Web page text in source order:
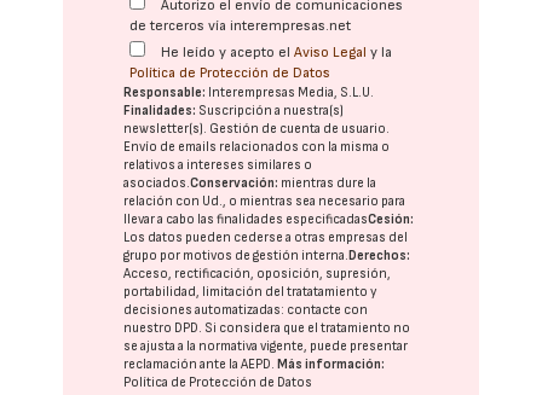
Autorizo el envío de comunicaciones
de terceros vía interempresas.net
He leído y acepto elAviso Legal y la
Política de Protección de Datos
Responsable: Interempresas Media, S.L.U.
Finalidades: Suscripción a nuestra(s)
newsletter(s). Gestión de cuenta de usuario.
Envío de emails relacionados con la misma o
relativos a intereses similares o
asociados.Conservación: mientras dure la
relación con Ud., o mientras sea necesario para
llevar a cabo las finalidades especificadasCesión:
Los datos pueden cederse a otras empresas del
grupo por motivos de gestión interna.Derechos:
Acceso, rectificación, oposición, supresión,
portabilidad, limitación del tratatamiento y
decisiones automatizadas: contacte con
nuestro DPD. Si considera que el tratamiento no
se ajusta a la normativa vigente, puede presentar
reclamación ante laAEPD.Más información:
Política de Protección de Datos